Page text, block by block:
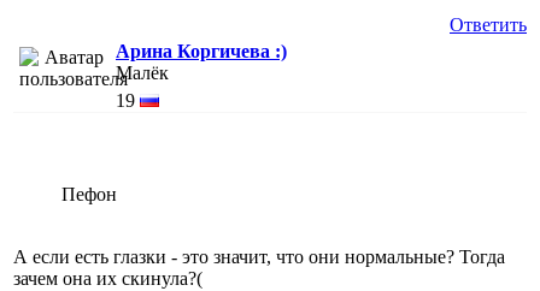
Ответить
Арина Коргичева :)
Малёк
19
Пефон
А если есть глазки - это значит, что они нормальные? Тогда
зачем она их скинула?(